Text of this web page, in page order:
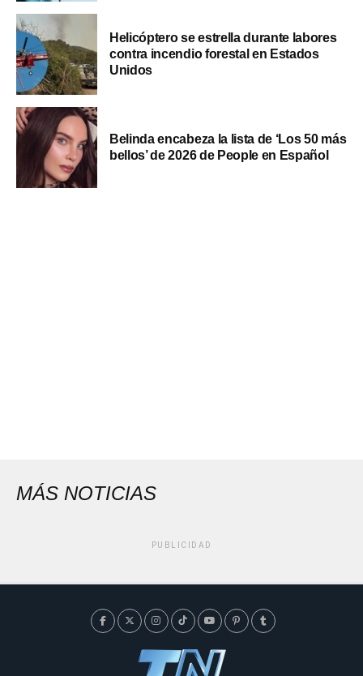
Helicóptero se estrella durante labores
contra incendio forestal en Estados
Unidos
Belinda encabeza la lista de ‘Los 50 más
bellos’ de 2026 de People en Español
MÁS NOTICIAS
PUBLICIDAD